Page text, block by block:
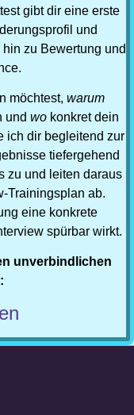
gibt dir eine erste
und
zu Bewertung und
möchtest, warum
und wo konkret dein
ich dir begleitend zur
tiefergehend
zu und leiten daraus
Trainingsplan ab.
eine konkrete
spürbar wirkt.
unverbindlichen